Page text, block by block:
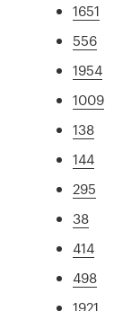
1651
556
1954
1009
138
144
295
38
414
498
1921